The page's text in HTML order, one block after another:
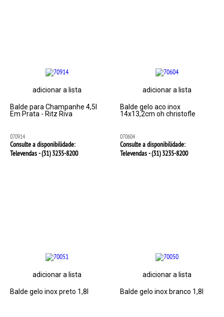
adicionar a lista
Balde para Champanhe 4,5l
Em Prata - Ritz Riva
070914
Consulte a disponibilidade:
Televendas - (31)3235-8200
adicionar a lista
Balde gelo aco inox
14x13,2cm oh christofle
070604
Consulte a disponibilidade:
Televendas - (31)3235-8200
adicionar a lista
Balde gelo inox preto 1,8l
adicionar a lista
Balde gelo inox branco 1,8l